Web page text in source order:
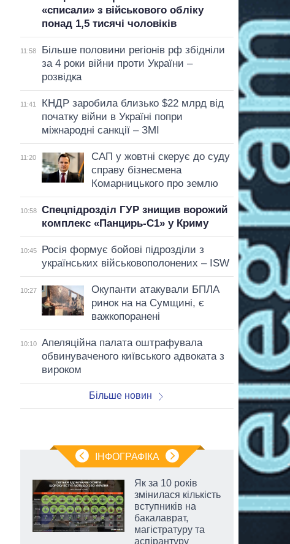
«списали» з військового обліку
понад 1,5 тисячі чоловіків
11:58
Більше половини регіонів рф збідніли
за 4 роки війни проти України –
розвідка
11:41
КНДР заробила близько $22 млрд від
початку війни в Україні попри
міжнародні санкції – ЗМІ
11:20
САП у жовтні скерує до суду
справу бізнесмена
Комарницького про землю
10:58
Спецпідрозділ ГУР знищив ворожий
комплекс «Панцирь-С1» у Криму
10:45
Росія формує бойові підрозділи з
українських військовополонених – ISW
10:27
Окупанти атакували БПЛА
ринок на на Сумщині, є
важкопоранені
10:10
Апеляційна палата оштрафувала
обвинуваченого київського адвоката з
вироком
Більше новин
ІНФОГРАФІКА
Як за 10 років
змінилася кількість
вступників на
бакалаврат,
магістратуру та
аспірантуру